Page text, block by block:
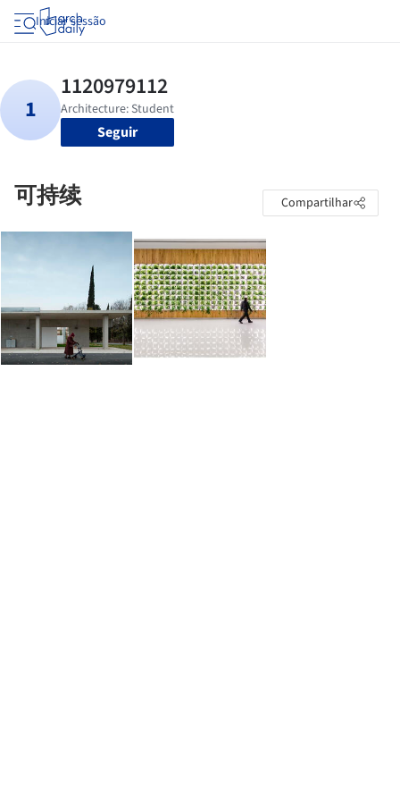
Iniciar sessão
Seguir
可持续 Compartilhar